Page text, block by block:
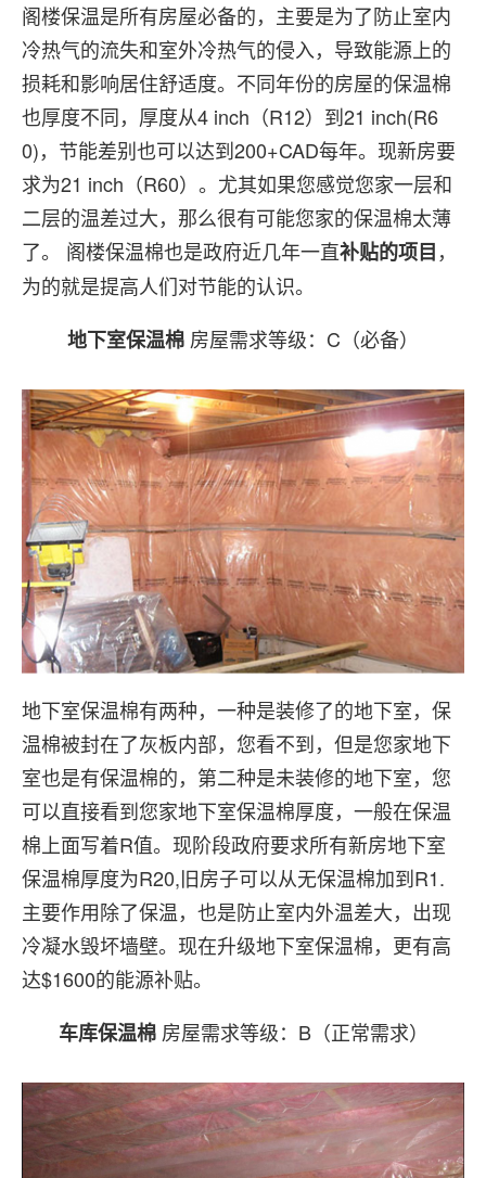
阁楼保温是所有房屋必备的，主要是为了防止室内
冷热气的流失和室外冷热气的侵入，导致能源上的
损耗和影响居住舒适度。不同年份的房屋的保温棉
也厚度不同，厚度从4 inch（R12）到21 inch(R6
0)，节能差别也可以达到200+CAD每年。现新房要
求为21 inch（R60）。尤其如果您感觉您家一层和
二层的温差过大，那么很有可能您家的保温棉太薄
了。 阁楼保温棉也是政府近几年一直补贴的项目，
为的就是提高人们对节能的认识。
地下室保温棉 房屋需求等级：C（必备）
地下室保温棉有两种，一种是装修了的地下室，保
温棉被封在了灰板内部，您看不到，但是您家地下
室也是有保温棉的，第二种是未装修的地下室，您
可以直接看到您家地下室保温棉厚度，一般在保温
棉上面写着R值。现阶段政府要求所有新房地下室
保温棉厚度为R20,旧房子可以从无保温棉加到R1.
主要作用除了保温，也是防止室内外温差大，出现
冷凝水毁坏墙壁。现在升级地下室保温棉，更有高
达$1600的能源补贴。
车库保温棉房屋需求等级：B（正常需求）